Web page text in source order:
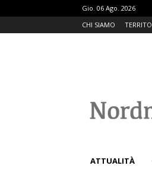
Gio. 06 Ago. 2026
CHI SIAMO
ATTUALITÀ